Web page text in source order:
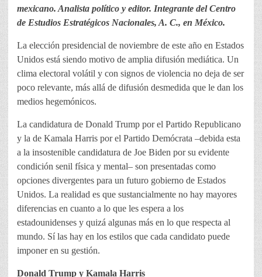
mexicano. Analista político y editor. Integrante del Centro
de Estudios Estratégicos Nacionales, A. C., en México.
La elección presidencial de noviembre de este año en Estados
Unidos está siendo motivo de amplia difusión mediática. Un
clima electoral volátil y con signos de violencia no deja de ser
poco relevante, más allá de difusión desmedida que le dan los
medios hegemónicos.
La candidatura de Donald Trump por el Partido Republicano
y la de Kamala Harris por el Partido Demócrata –debida esta
a la insostenible candidatura de Joe Biden por su evidente
condición senil física y mental– son presentadas como
opciones divergentes para un futuro gobierno de Estados
Unidos. La realidad es que sustancialmente no hay mayores
diferencias en cuanto a lo que les espera a los
estadounidenses y quizá algunas más en lo que respecta al
mundo. Sí las hay en los estilos que cada candidato puede
imponer en su gestión.
Donald Trump y Kamala Harris